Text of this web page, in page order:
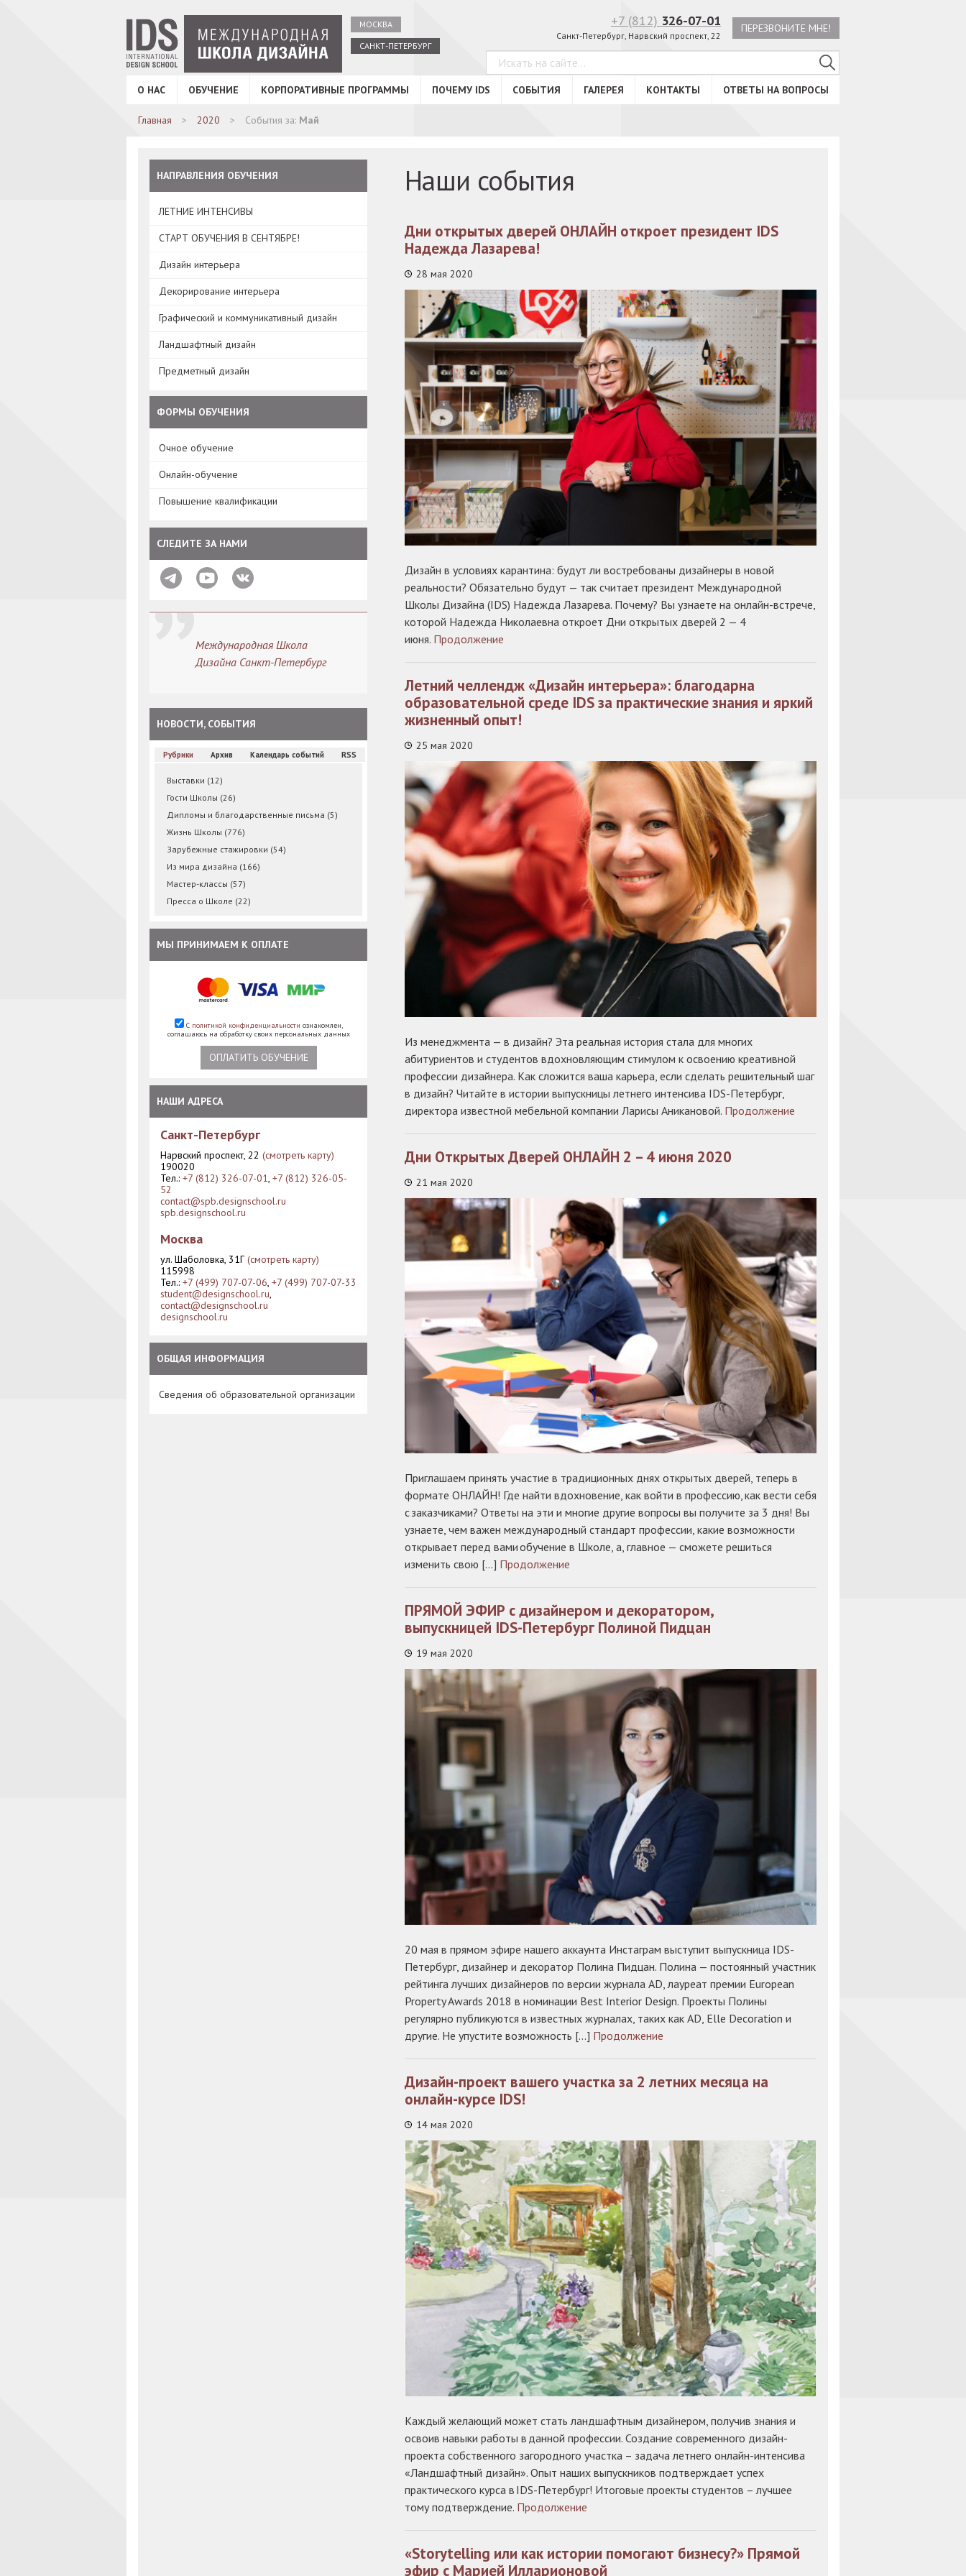
МОСКВА
САНКТ-ПЕТЕРБУРГ
+7 (812) 326-07-01
Санкт-Петербург, Нарвский проспект, 22
ПЕРЕЗВОНИТЕ МНЕ!
О НАС ОБУЧЕНИЕ КОРПОРАТИВНЫЕ ПРОГРАММЫ ПОЧЕМУ IDS СОБЫТИЯ ГАЛЕРЕЯ КОНТАКТЫ ОТВЕТЫ НА ВОПРОСЫ
Главная 2020 События за: Май
НАПРАВЛЕНИЯ ОБУЧЕНИЯ
ЛЕТНИЕ ИНТЕНСИВЫ
СТАРТ ОБУЧЕНИЯ В СЕНТЯБРЕ!
Дизайн интерьера
Декорирование интерьера
Графический и коммуникативный дизайн
Ландшафтный дизайн
Предметный дизайн
ФОРМЫ ОБУЧЕНИЯ
Очное обучение
Онлайн-обучение
Повышение квалификации
СЛЕДИТЕ ЗА НАМИ
Международная Школа
Дизайна Санкт-Петербург
НОВОСТИ, СОБЫТИЯ
Рубрики Архив Календарь событий RSS
Выставки (12)
Гости Школы (26)
Дипломы и благодарственные письма (5)
Жизнь Школы (776)
Зарубежные стажировки (54)
Из мира дизайна (166)
Мастер-классы (57)
Пресса о Школе (22)
МЫ ПРИНИМАЕМ К ОПЛАТЕ
С политикой конфиденциальности ознакомлен,
соглашаюсь на обработку своих персональных данных
ОПЛАТИТЬ ОБУЧЕНИЕ
НАШИ АДРЕСА
Санкт-Петербург
Нарвский проспект, 22 (смотреть карту)
190020
Тел.: +7 (812) 326-07-01, +7 (812) 326-05-
52
contact@spb.designschool.ru
spb.designschool.ru
Москва
ул. Шаболовка, 31Г (смотреть карту)
115998
Тел.: +7 (499) 707-07-06, +7 (499) 707-07-33
student@designschool.ru,
contact@designschool.ru
designschool.ru
ОБЩАЯ ИНФОРМАЦИЯ
Сведения об образовательной организации
Наши события
Дни открытых дверей ОНЛАЙН откроет президент IDS
Надежда Лазарева!
28 мая 2020
Дизайн в условиях карантина: будут ли востребованы дизайнеры в новой
реальности? Обязательно будут — так считает президент Международной
Школы Дизайна (IDS) Надежда Лазарева. Почему? Вы узнаете на онлайн-встрече,
которой Надежда Николаевна откроет Дни открытых дверей 2 — 4
июня. Продолжение
Летний челлендж «Дизайн интерьера»: благодарна
образовательной среде IDS за практические знания и яркий
жизненный опыт!
25 мая 2020
Из менеджмента — в дизайн? Эта реальная история стала для многих
абитуриентов и студентов вдохновляющим стимулом к освоению креативной
профессии дизайнера. Как сложится ваша карьера, если сделать решительный шаг
в дизайн? Читайте в истории выпускницы летнего интенсива IDS-Петербург,
директора известной мебельной компании Ларисы Аникановой. Продолжение
Дни Открытых Дверей ОНЛАЙН 2 – 4 июня 2020
21 мая 2020
Приглашаем принять участие в традиционных днях открытых дверей, теперь в
формате ОНЛАЙН! Где найти вдохновение, как войти в профессию, как вести себя
с заказчиками? Ответы на эти и многие другие вопросы вы получите за 3 дня! Вы
узнаете, чем важен международный стандарт профессии, какие возможности
открывает перед вами обучение в Школе, а, главное — сможете решиться
изменить свою […] Продолжение
ПРЯМОЙ ЭФИР с дизайнером и декоратором,
выпускницей IDS-Петербург Полиной Пидцан
19 мая 2020
20 мая в прямом эфире нашего аккаунта Инстаграм выступит выпускница IDS-
Петербург, дизайнер и декоратор Полина Пидцан. Полина — постоянный участник
рейтинга лучших дизайнеров по версии журнала AD, лауреат премии European
Property Awards 2018 в номинации Best Interior Design. Проекты Полины
регулярно публикуются в известных журналах, таких как AD, Elle Decoration и
другие. Не упустите возможность […] Продолжение
Дизайн-проект вашего участка за 2 летних месяца на
онлайн-курсе IDS!
14 мая 2020
Каждый желающий может стать ландшафтным дизайнером, получив знания и
освоив навыки работы в данной профессии. Создание современного дизайн-
проекта собственного загородного участка – задача летнего онлайн-интенсива
«Ландшафтный дизайн». Опыт наших выпускников подтверждает успех
практического курса в IDS-Петербург! Итоговые проекты студентов – лучшее
тому подтверждение. Продолжение
«Storytelling или как истории помогают бизнесу?» Прямой
эфир с Марией Илларионовой